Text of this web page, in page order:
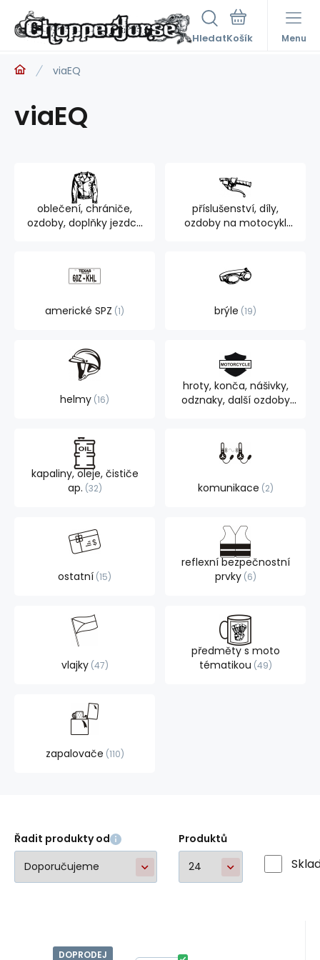
Hledat Menu
viaEQ
viaEQ
oblečení, chrániče,
ozdoby, doplňky jezdce
příslušenství, díly,
ozdoby na motocykl
americké SPZ 1 brýle 19
helmy 16
hroty, konča, nášivky,
odznaky, další ozdoby
kapaliny, oleje, čističe
ap. 32 komunikace 2
ostatní 15
reflexní bezpečnostní
prvky 6
vlajky 47
předměty s moto
tématikou 49
zapalovače 110
Řadit produkty od Produktů
DOPRODEJ Kód:A42588
EAN:strejc807
Skladem 1 ks